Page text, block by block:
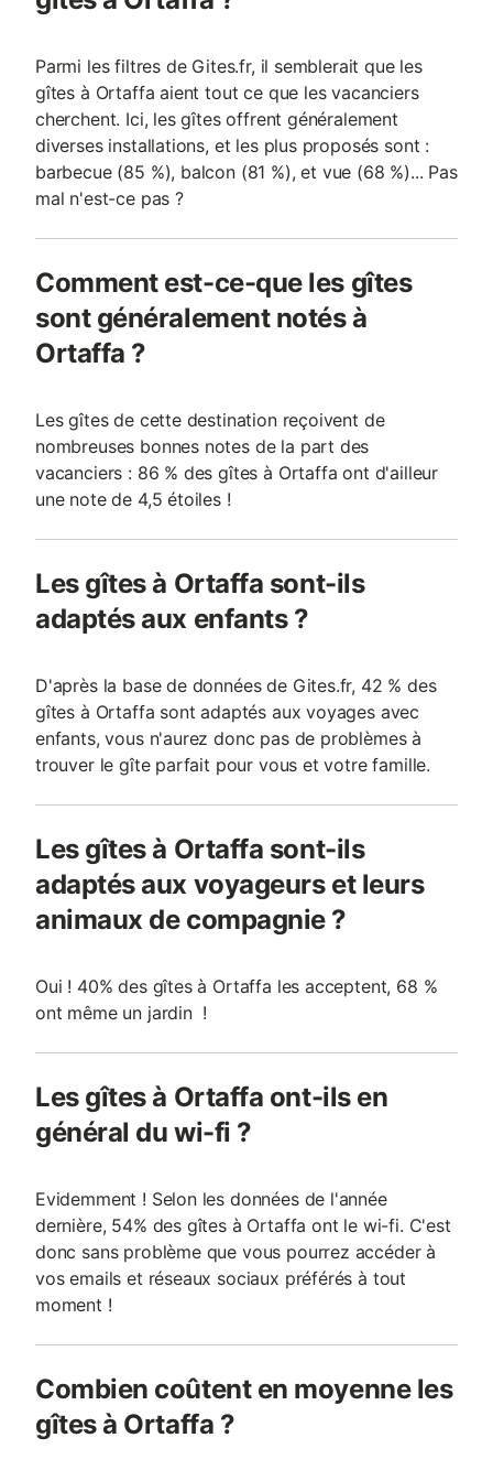
Parmi les filtres de Gites.fr, il semblerait que les
gîtes à Ortaffa aient tout ce que les vacanciers
cherchent. Ici, les gîtes offrent généralement
diverses installations, et les plus proposés sont :
barbecue (85 %), balcon (81 %), et vue (68 %)... Pas
mal n'est-ce pas ?
Comment est-ce-que les gîtes
sont généralement notés à
Ortaffa ?
Les gîtes de cette destination reçoivent de
nombreuses bonnes notes de la part des
vacanciers : 86 % des gîtes à Ortaffa ont d'ailleur
une note de 4,5 étoiles !
Les gîtes à Ortaffa sont-ils
adaptés aux enfants ?
D'après la base de données de Gites.fr, 42 % des
gîtes à Ortaffa sont adaptés aux voyages avec
enfants, vous n'aurez donc pas de problèmes à
trouver le gîte parfait pour vous et votre famille.
Les gîtes à Ortaffa sont-ils
adaptés aux voyageurs et leurs
animaux de compagnie ?
Oui ! 40% des gîtes à Ortaffa les acceptent, 68 %
ont même un jardin !
Les gîtes à Ortaffa ont-ils en
général du wi-fi ?
Evidemment ! Selon les données de l'année
dernière, 54% des gîtes à Ortaffa ont le wi-fi. C'est
donc sans problème que vous pourrez accéder à
vos emails et réseaux sociaux préférés à tout
moment !
Combien coûtent en moyenne les
gîtes à Ortaffa ?